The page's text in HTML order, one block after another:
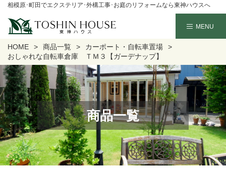
相模原･町田でエクステリア･外構工事･お庭のリフォームなら東神ハウスへ
HOME 商品一覧
カーポート・自転車置場
おしゃれな自転車倉庫 ＴＭ３【ガーデナップ】
商品一覧